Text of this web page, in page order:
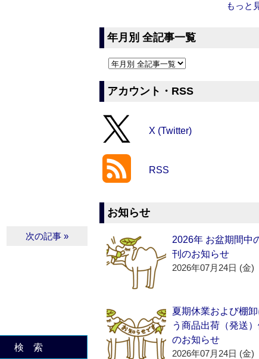
次の記事 »
検 索
もっと
年月別 全記事一覧
アカウント・RSS
X (Twitter)
RSS
お知らせ
2026年 お盆期間中
刊のお知らせ
2026年07月24日 (金)
夏期休業および棚
う商品出荷（発送
のお知らせ
2026年07月24日 (金)